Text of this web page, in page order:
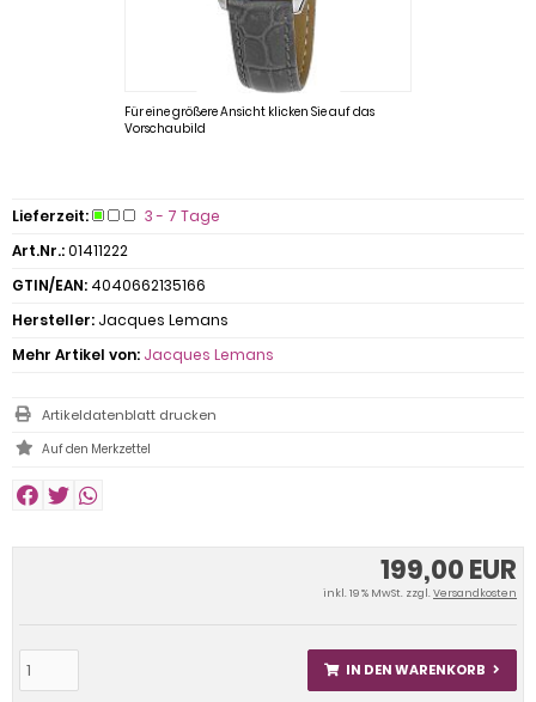
Für eine größere Ansicht klicken Sie auf das
Vorschaubild
199,00 EUR
inkl. 19 % MwSt. zzgl.Versandkosten
IN DEN WARENKORB
Lieferzeit:
3 - 7 Tage
Art.Nr.:01411222
GTIN/EAN: 4040662135166
Hersteller: Jacques Lemans
Mehr Artikel von: Jacques Lemans
Artikeldatenblatt drucken